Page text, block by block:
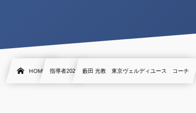
HOME 指導者2022 藪田 光教 東京ヴェルディユース コーチ